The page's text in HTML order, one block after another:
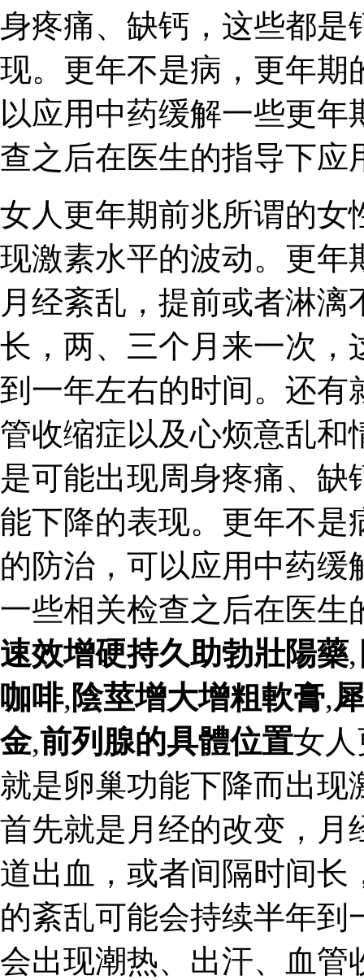
身疼痛、缺钙，这些都是
现。更年不是病，更年期
以应用中药缓解一些更
查之后在医生的指导下应
女人更年期前兆所谓的女
现激素水平的波动。更年
月经紊乱，提前或者淋
长，两、三个月来一次，
到一年左右的时间。还有
管收缩症以及心烦意乱和
是可能出现周身疼痛、
能下降的表现。更年不是
的防治，可以应用中药
一些相关检查之后在医生
速效增硬持久助勃壯陽藥,
咖啡, 陰莖增大增粗軟膏,
金,前列腺的具體位置女
就是卵巢功能下降而出现
首先就是月经的改变，月
道出血，或者间隔时间长
的紊乱可能会持续半年
会出现潮热、出汗、血管